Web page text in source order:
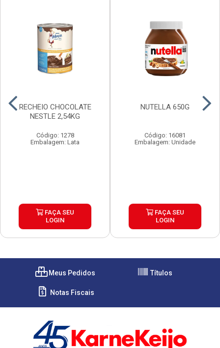
RECHEIO CHOCOLATE
NESTLE 2,54KG
Código: 1278
Embalagem: Lata
FAÇA SEU
LOGIN
NUTELLA 650G
Código: 16081
Embalagem: Unidade
FAÇA SEU
LOGIN
Meus Pedidos Títulos
Notas Fiscais